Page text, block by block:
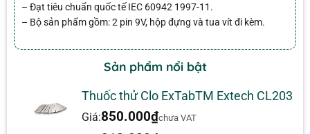
Kích thước
50 × 127 mm (2.2 ×
5.6″)
Nguồn cấp
2 × pin 9V
340 g (0.75 lbs)
Bảo hành
1 năm
– Đạt tiêu chuẩn quốc tế IEC 60942 1997-11.
– Bộ sản phẩm gồm: 2 pin 9V, hộp đựng và tua vít đi kèm.
Sản phẩm nổi bật
Thuốc thử Clo ExTabTM Extech CL203
Giá:850.000₫chưa VAT